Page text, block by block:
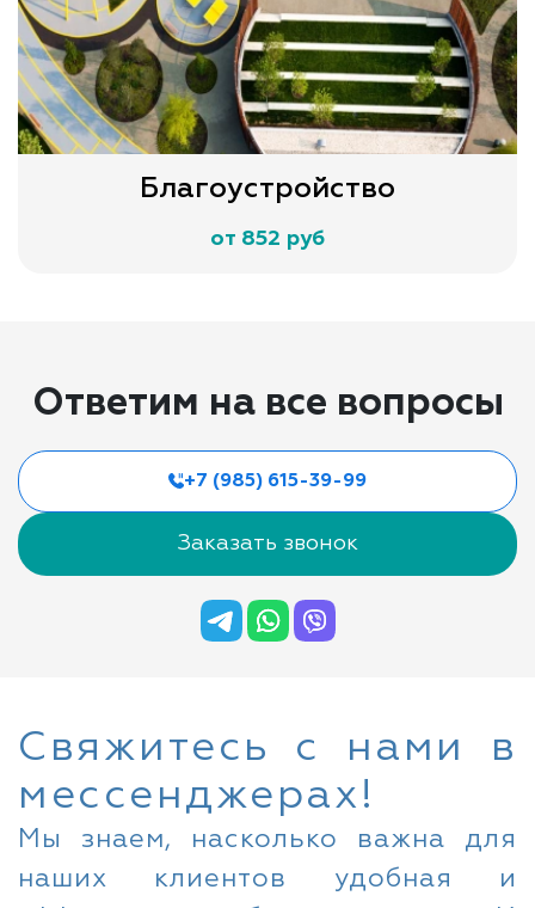
Благоустройство
от 852 руб
Ответим на все вопросы
+7 (985) 615-39-99
Заказать звонок
Свяжитесь с нами в
мессенджерах!
Мы знаем, насколько важна для
наших клиентов удобная и